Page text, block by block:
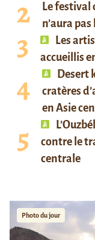
Le festival
n’aura
Les
accueillis
Desert
cratères
en Asie
contre le
centrale
Photo du jour